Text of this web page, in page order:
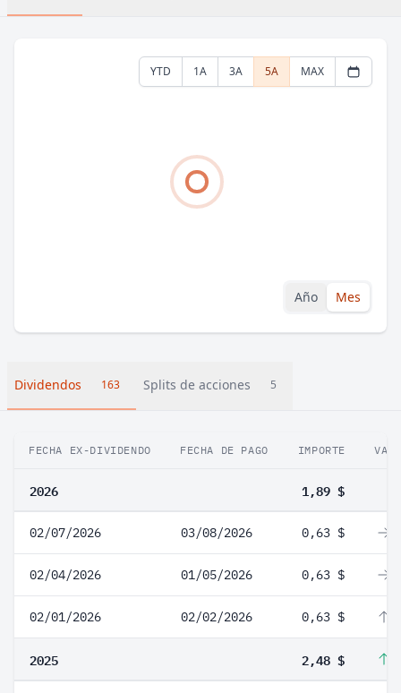
YTD 1A 3A 5A MAX
Año Mes
Dividendos 163 Splits de acciones 5
FECHA EX-DIVIDENDO FECHA DE PAGO IMPORTE
2026 1,89 $
02/07/2026 03/08/2026 0,63 $
02/04/2026 01/05/2026 0,63 $
02/01/2026 02/02/2026 0,63 $
2025 2,48 $